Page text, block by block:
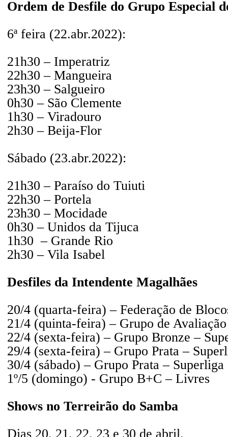
Ordem de Desfile do Grupo Especial
6ª feira (22.abr.2022):
21h30 – Imperatriz
22h30 – Mangueira
23h30 – Salgueiro
0h30 – São Clemente
1h30 – Viradouro
2h30 – Beija-Flor
Sábado (23.abr.2022):
21h30 – Paraíso do Tuiuti
22h30 – Portela
23h30 – Mocidade
0h30 – Unidos da Tijuca
1h30 – Grande Rio
2h30 – Vila Isabel
Desfiles da Intendente Magalhães
20/4 (quarta-feira) – Federação de
21/4 (quinta-feira) – Grupo de
22/4 (sexta-feira) – Grupo Bronze –
29/4 (sexta-feira) – Grupo Prata –
30/4 (sábado) – Grupo Prata – Superliga
1º/5 (domingo) - Grupo B+C – Livres
Shows no Terreirão do Samba
Dias 20, 21, 22, 23 e 30 de abril.